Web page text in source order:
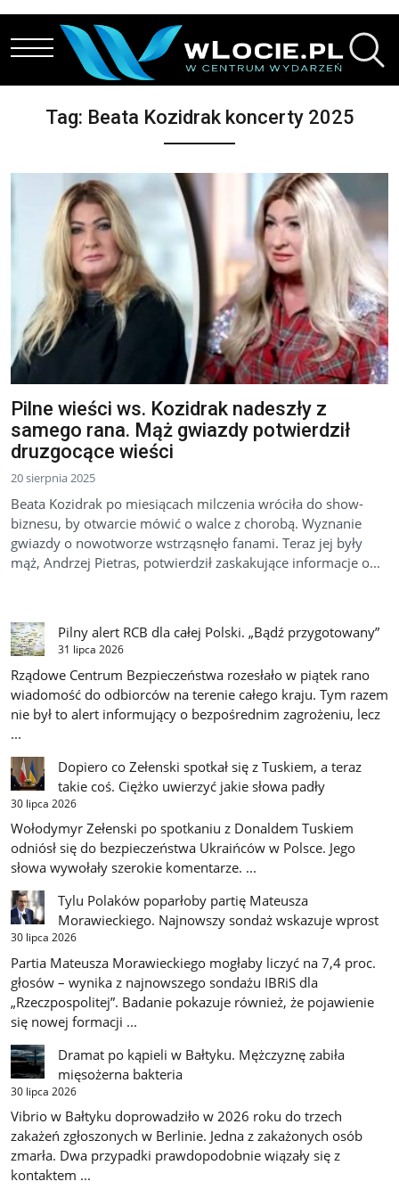
Przejdź do treści
Tag: Beata Kozidrak koncerty 2025
Pilne wieści ws. Kozidrak nadeszły z
samego rana. Mąż gwiazdy potwierdził
druzgocące wieści
20 sierpnia 2025
Beata Kozidrak po miesiącach milczenia wróciła do show-
biznesu, by otwarcie mówić o walce z chorobą. Wyznanie
gwiazdy o nowotworze wstrząsnęło fanami. Teraz jej były
mąż, Andrzej Pietras, potwierdził zaskakujące informacje o...
Pilny alert RCB dla całej Polski. „Bądź przygotowany”
31 lipca 2026
Rządowe Centrum Bezpieczeństwa rozesłało w piątek rano
wiadomość do odbiorców na terenie całego kraju. Tym razem
nie był to alert informujący o bezpośrednim zagrożeniu, lecz
...
Dopiero co Zełenski spotkał się z Tuskiem, a teraz
takie coś. Ciężko uwierzyć jakie słowa padły
30 lipca 2026
Wołodymyr Zełenski po spotkaniu z Donaldem Tuskiem
odniósł się do bezpieczeństwa Ukraińców w Polsce. Jego
słowa wywołały szerokie komentarze. ...
Tylu Polaków poparłoby partię Mateusza
Morawieckiego. Najnowszy sondaż wskazuje wprost
30 lipca 2026
Partia Mateusza Morawieckiego mogłaby liczyć na 7,4 proc.
głosów – wynika z najnowszego sondażu IBRiS dla
„Rzeczpospolitej”. Badanie pokazuje również, że pojawienie
się nowej formacji ...
Dramat po kąpieli w Bałtyku. Mężczyznę zabiła
mięsożerna bakteria
30 lipca 2026
Vibrio w Bałtyku doprowadziło w 2026 roku do trzech
zakażeń zgłoszonych w Berlinie. Jedna z zakażonych osób
zmarła. Dwa przypadki prawdopodobnie wiązały się z
kontaktem ...